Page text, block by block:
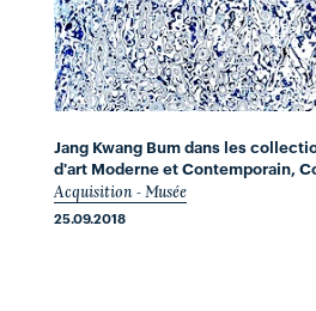
Jang Kwang Bum dans les
d'art Moderne et Contemporain,
Acquisition - Musée
25.09.2018